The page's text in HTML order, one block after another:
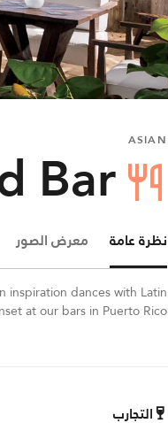
ASIAN
Bar
نظرة عامة معرض الصور
inspiration dances with Latin
at our bars in Puerto Rico.
التجارب